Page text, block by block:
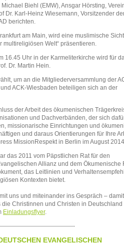
Biehl (EMW), Ansgar Hörsting,
Dr. Karl-Heinz Wiesemann, Vorsitzender
berichten.
am Main, wird eine muslimische
multireligiösen Welt“ präsentieren.
16.45 Uhr in der Karmeliterkirche wird für
Dr. Martin Hein.
um an die Mitgliederversammlung der
ACK-Wiesbaden beteiligen sich an der
der Arbeit des ökumenischen
und Dachverbänden, der sich
missionarische Einrichtungen und
und daraus Orientierungen für Ihre
MissionRespekt in Berlin im August
das 2011 vom Päpstlichen Rat für den
Allianz und dem Ökumenische
das Leitlinien und
Kontexten bietet.
uns und miteinander ins Gespräch – damit
die Christinnen und Christen in
Einladungsflyer.
EVANGELISCHEN